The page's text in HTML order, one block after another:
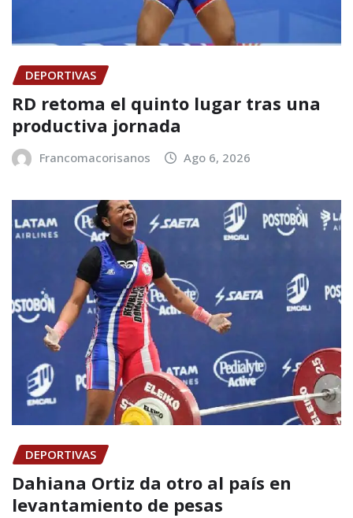
DEPORTIVAS
RD retoma el quinto lugar tras una
productiva jornada
Francomacorisanos Ago 6, 2026
DEPORTIVAS
Dahiana Ortiz da otro al país en
levantamiento de pesas